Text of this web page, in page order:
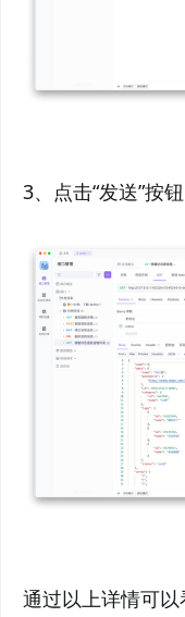
3、点击“发送”按
通过以上详情可